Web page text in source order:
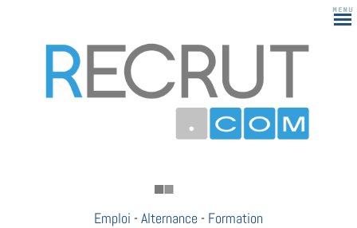
Emploi -Alternance - Formation